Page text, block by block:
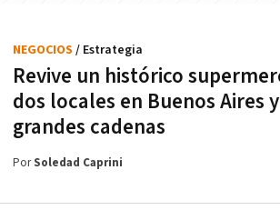
Revive un histórico
dos locales en Buenos Aires
grandes cadenas
NEGOCIOS / Estrategia
PorSoledad Caprini